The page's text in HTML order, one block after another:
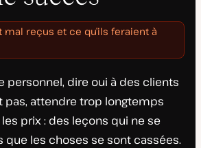
mal reçus et ce qu’ils feraient à
personnel, dire oui à des clients
pas, attendre trop longtemps
prix : des leçons qui ne se
que les choses se sont cassées.